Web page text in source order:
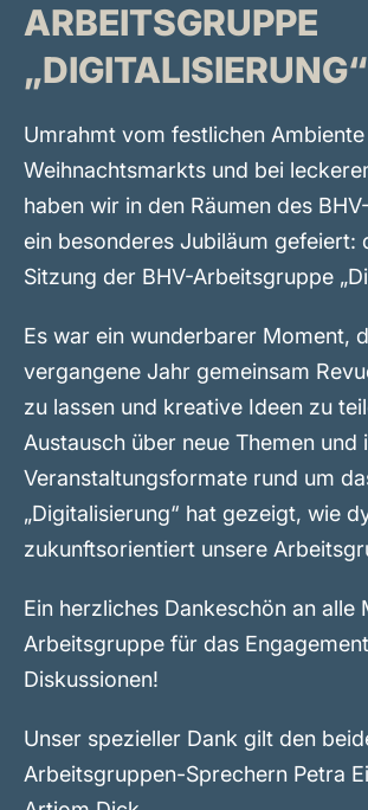
ARBEITSGRUPPE
„DIGITALISIERUNG“
Umrahmt vom festlichen
Weihnachtsmarkts und bei
haben wir in den Räumen des
ein besonderes Jubiläum gefeiert:
Sitzung der BHV-Arbeitsgruppe
Es war ein wunderbarer Moment,
vergangene Jahr gemeinsam
zu lassen und kreative Ideen zu
Austausch über neue Themen und
Veranstaltungsformate rund um
„Digitalisierung“ hat gezeigt, wie
zukunftsorientiert unsere
Ein herzliches Dankeschön an alle
Arbeitsgruppe für das
Diskussionen!
Unser spezieller Dank gilt den
Arbeitsgruppen-Sprechern Petra